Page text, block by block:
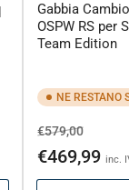
Gabbia
OSPW RS per
Team Edition
NE RESTANO
Prezzo
di
€579,00Prezzo
€469,99 inc.